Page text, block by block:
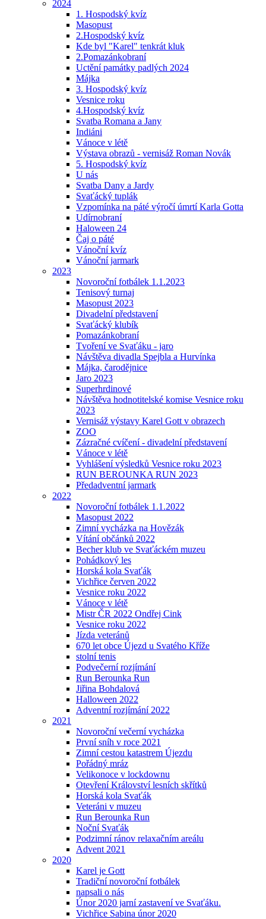
2024
1. Hospodský kvíz
Masopust
2.Hospodský kvíz
Kde byl "Karel" tenkrát kluk
2.Pomazánkobraní
Uctění památky padlých 2024
Májka
3. Hospodský kvíz
Vesnice roku
4.Hospodský kvíz
Svatba Romana a Jany
Indiáni
Vánoce v létě
Výstava obrazů - vernisáž Roman Novák
5. Hospodský kvíz
U nás
Svatba Dany a Jardy
Svaťácký tuplák
Vzpomínka na páté výročí úmrtí Karla Gotta
Udírnobraní
Haloween 24
Čaj o páté
Vánoční kvíz
Vánoční jarmark
2023
Novoroční fotbálek 1.1.2023
Tenisový turnaj
Masopust 2023
Divadelní představení
Svaťácký klubík
Pomazánkobraní
Tvoření ve Svaťáku - jaro
Návštěva divadla Spejbla a Hurvínka
Májka, čarodějnice
Jaro 2023
Superhrdinové
Návštěva hodnotitelské komise Vesnice roku
2023
Vernisáž výstavy Karel Gott v obrazech
ZOO
Zázračné cvíčení - divadelní představení
Vánoce v létě
Vyhlášení výsledků Vesnice roku 2023
RUN BEROUNKA RUN 2023
Předadventní jarmark
2022
Novoroční fotbálek 1.1.2022
Masopust 2022
Zimní vycházka na Hovězák
Vítání občánků 2022
Becher klub ve Svaťáckém muzeu
Pohádkový les
Horská kola Svaťák
Vichřice červen 2022
Vesnice roku 2022
Vánoce v létě
Mistr ČR 2022 Ondřej Cink
Vesnice roku 2022
Jízda veteránů
670 let obce Újezd u Svatého Kříže
stolní tenis
Podvečerní rozjímání
Run Berounka Run
Jiřina Bohdalová
Halloween 2022
Adventní rozjímání 2022
2021
Novoroční večerní vycházka
První sníh v roce 2021
Zimní cestou katastrem Újezdu
Pořádný mráz
Velikonoce v lockdownu
Otevření Království lesních skřítků
Horská kola Svaťák
Veteráni v muzeu
Run Berounka Run
Noční Svaťák
Podzimní ránov relaxačním areálu
Advent 2021
2020
Karel je Gott
Tradiční novoroční fotbálek
napsali o nás
Únor 2020 jarní zastavení ve Svaťáku.
Vichřice Sabina únor 2020